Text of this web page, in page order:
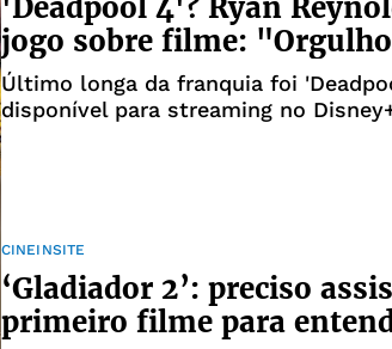
'Deadpool 4'? Ryan
jogo sobre filme:
Último longa da franquia foi
disponível para streaming no
CINEINSITE
‘Gladiador 2’: preciso
primeiro filme para